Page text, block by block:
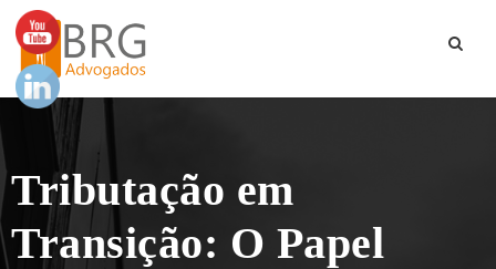
Tributação em
Transição: O Papel